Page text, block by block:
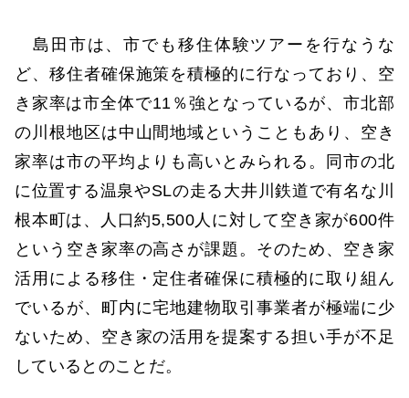
島田市は、市でも移住体験ツアーを行なうな
ど、移住者確保施策を積極的に行なっており、空
き家率は市全体で11％強となっているが、市北部
の川根地区は中山間地域ということもあり、空き
家率は市の平均よりも高いとみられる。同市の北
に位置する温泉やSLの走る大井川鉄道で有名な川
根本町は、人口約5,500人に対して空き家が600件
という空き家率の高さが課題。そのため、空き家
活用による移住・定住者確保に積極的に取り組ん
でいるが、町内に宅地建物取引事業者が極端に少
ないため、空き家の活用を提案する担い手が不足
しているとのことだ。